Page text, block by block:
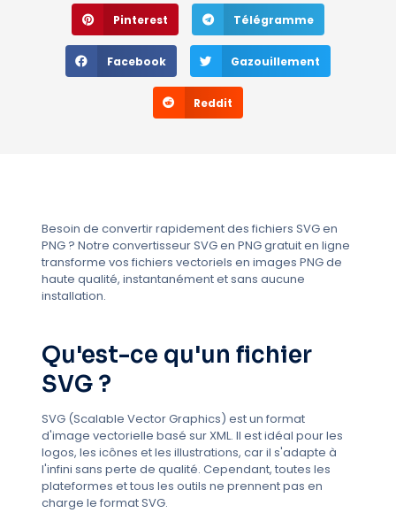
Pinterest Télégramme
Facebook Gazouillement
Reddit
Besoin de convertir rapidement des fichiers SVG en
PNG ? Notre convertisseur SVG en PNG gratuit en ligne
transforme vos fichiers vectoriels en images PNG de
haute qualité, instantanément et sans aucune
installation.
Qu'est-ce qu'un fichier
SVG ?
SVG (Scalable Vector Graphics) est un format
d'image vectorielle basé sur XML. Il est idéal pour les
logos, les icônes et les illustrations, car il s'adapte à
l'infini sans perte de qualité. Cependant, toutes les
plateformes et tous les outils ne prennent pas en
charge le format SVG.